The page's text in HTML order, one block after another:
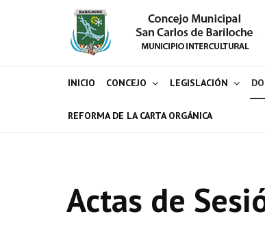
INICIO CONCEJO LEGISLACIÓN
REFORMA DE LA CARTA ORGÁNICA
Actas de